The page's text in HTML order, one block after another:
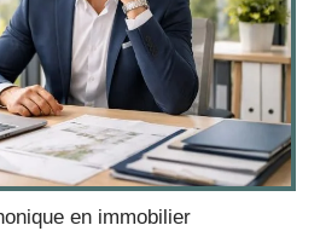
en immobilier